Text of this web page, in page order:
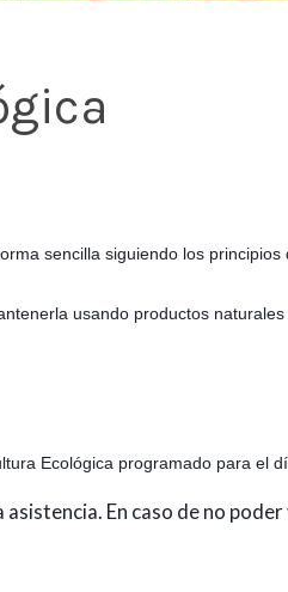
sencilla siguiendo los
usando productos
Ecológica programado para el
En caso de no